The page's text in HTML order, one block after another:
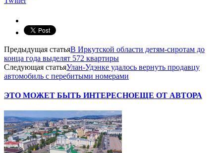
Предыдущая статьяВ Иркутской области детям-сиротам до
конца года выделят 572 квартиры
Следующая статьяУлан-Удэнке удалось вернуть продавцу
автомобиль с перебитыми номерами
ЭТО МОЖЕТ БЫТЬ ИНТЕРЕСНОЕЩЕ ОТ АВТОРА